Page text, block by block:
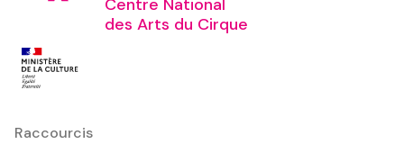
des Arts du Cirque
Raccourcis